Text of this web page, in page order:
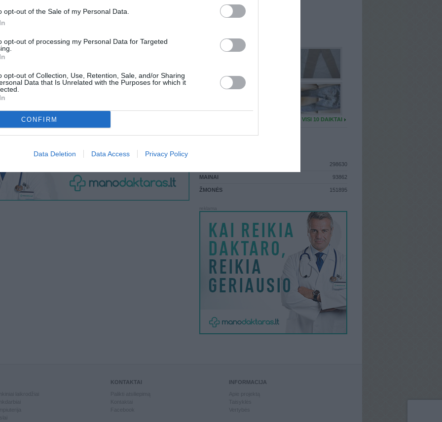
opt-out of the Sale of my Personal Data.
opt-out of processing my Personal Data for Targeted
opt-out of Collection, Use, Retention, Sale, and/or Sharing
Data that Is Unrelated with the Purposes for which it
CONFIRM
Data Deletion Data Access Privacy Policy
VISI 6 ŽMONĖS
ATLIKO MAINŲ
DAUGIAU DAIKTŲ
VISI 10 DAIKTAI
298630
MAINAI 93862
ŽMONĖS 151895
KONTAKTAI
Kontaktai
INFORMACIJA